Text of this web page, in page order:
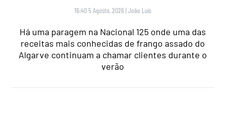
16:40 5 Agosto, 2026 |João Luís
Há uma paragem na Nacional 125 onde uma das
receitas mais conhecidas de frango assado do
Algarve continuam a chamar clientes durante o
verão